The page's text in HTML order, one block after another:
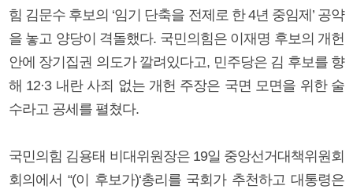
힘 김문수 후보의 ‘임기 단축을 전제로 한 4년 중임제’ 공약
을 놓고 양당이 격돌했다. 국민의힘은 이재명 후보의 개헌
안에 장기집권 의도가 깔려있다고, 민주당은 김 후보를 향
해 12·3 내란 사죄 없는 개헌 주장은 국면 모면을 위한 술
수라고 공세를 펼쳤다.
국민의힘 김용태 비대위원장은 19일 중앙선거대책위원회
회의에서 “(이 후보가)‘총리를 국회가 추천하고 대통령은